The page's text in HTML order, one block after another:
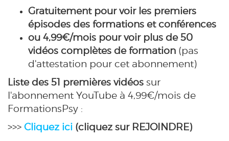
Gratuitement pour voir les premiers
épisodes des formations et conférences
ou 4,99€/mois pour voir plus de 50
vidéos complètes de formation (pas
d'attestation pour cet abonnement)
Liste des 51 premières vidéos sur
l'abonnement YouTube à 4,99€/mois de
FormationsPsy :
>>> Cliquez ici (cliquez sur REJOINDRE)